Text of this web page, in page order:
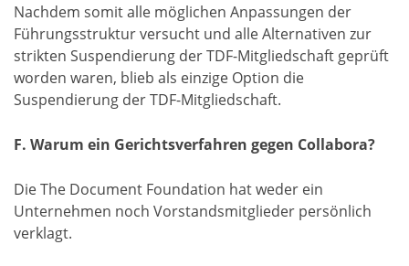
Nachdem somit alle möglichen Anpassungen der
Führungsstruktur versucht und alle Alternativen zur
strikten Suspendierung der TDF-Mitgliedschaft geprüft
worden waren, blieb als einzige Option die
Suspendierung der TDF-Mitgliedschaft.
F. Warum ein Gerichtsverfahren gegen Collabora?
Die The Document Foundation hat weder ein
Unternehmen noch Vorstandsmitglieder persönlich
verklagt.